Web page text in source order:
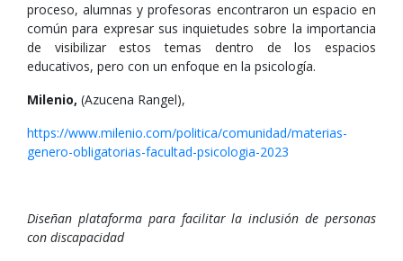
proceso, alumnas y profesoras encontraron un espacio en
común para expresar sus inquietudes sobre la importancia
de visibilizar estos temas dentro de los espacios
educativos, pero con un enfoque en la psicología.
Milenio, (Azucena Rangel),
https://www.milenio.com/politica/comunidad/materias-
genero-obligatorias-facultad-psicologia-2023
Diseñan plataforma para facilitar la inclusión de personas
con discapacidad